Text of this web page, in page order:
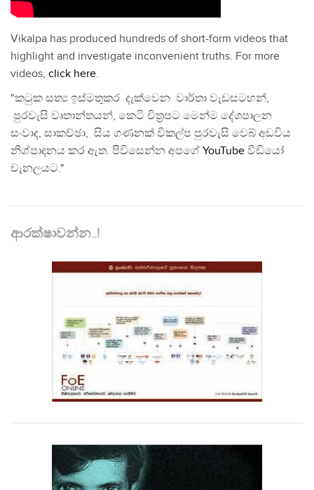
Vikalpa has produced hundreds of short-form videos that
highlight and investigate inconvenient truths. For more
videos, click here.
"කටුක සත්‍ය ඉස්මතුකර දැක්වෙන වාර්තා වැඩසටහන්,
පුරවැසි වෘතාන්තයන්, කෙටි චිත්‍රපට මෙන්ම දේශපාලන
සංවාද, සාකච්ඡා, සිය ගණනක් විකල්ප පුරවැසි වෙබ් අඩවිය
නිශ්පාදනය කර ඇත. පිවිසෙන්න අපගේ YouTube වීඩියෝ
චැනලයට."
ආරක්ෂාවන්න..!